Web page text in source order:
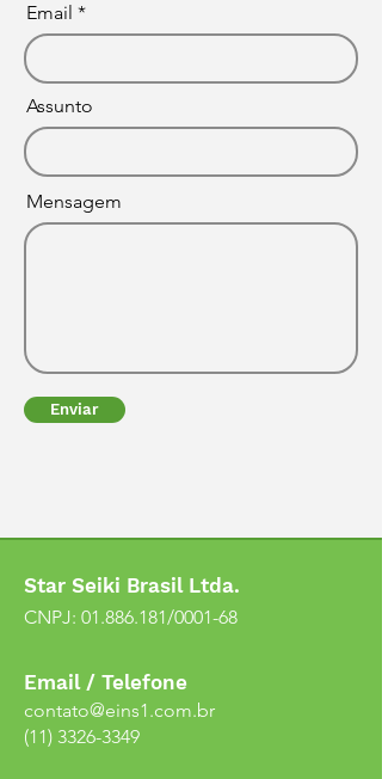
Email
Assunto
Mensagem
Enviar
Star Seiki Brasil Ltda.
CNPJ: 01.886.181/0001-68
Email / Telefone
contato@eins1.com.br
(11) 3326-3349